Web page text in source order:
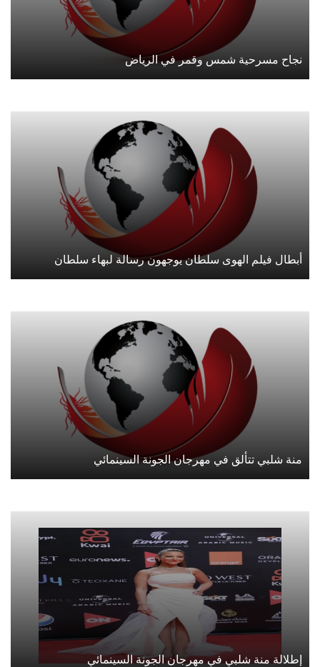
نجاح مسرحية شمس وقمر في الرياض
أبطال فيلم الهوى سلطان يوجهون رسالة لبهاء سلطان
منة شلبي تتألق في مهرجان الجونة السينمائي
إطلالة منة شلبي في مهرجان الجونة السينمائي